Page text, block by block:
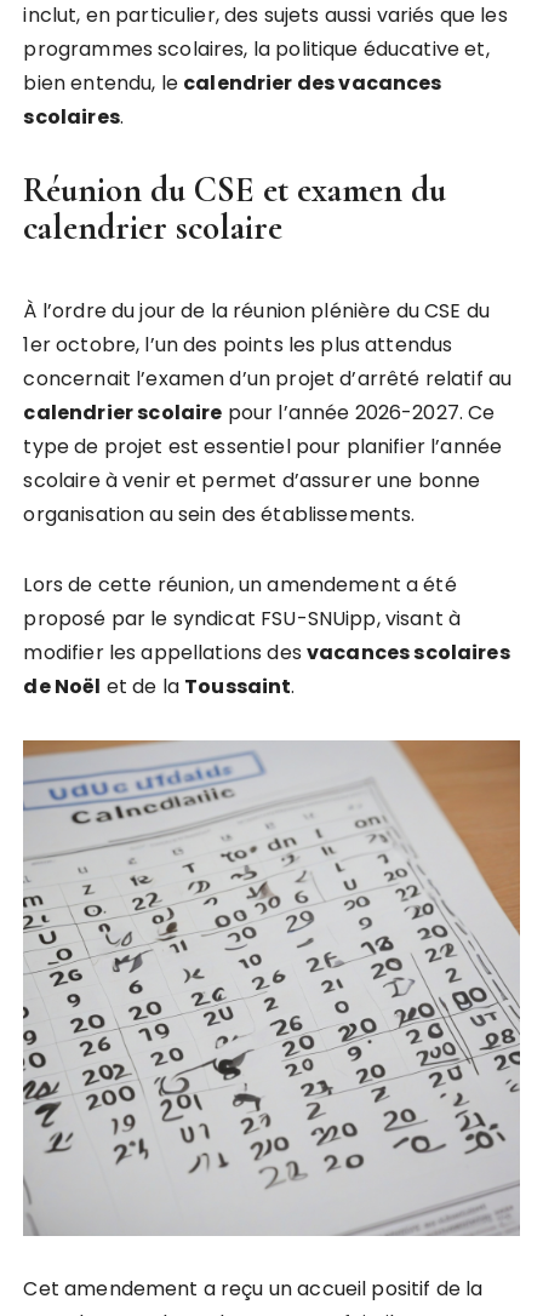
inclut, en particulier, des sujets aussi variés que les
programmes scolaires, la politique éducative et,
bien entendu, le calendrier desvacances
scolaires.
Réunion du CSE et examen du
calendrier scolaire
À l’ordre du jour de la réunion plénière du CSE du
1er octobre, l’un des points les plus attendus
concernait l’examen d’un projet d’arrêté relatif au
calendrierscolaire pour l’année 2026-2027. Ce
type de projet est essentiel pour planifier l’année
scolaire à venir et permet d’assurer une bonne
organisation au sein des établissements.
Lors de cette réunion, un amendement a été
proposé par le syndicat FSU-SNUipp, visant à
modifier les appellations des vacancesscolaires
deNoël et de la Toussaint.
Cet amendement a reçu un accueil positif de la